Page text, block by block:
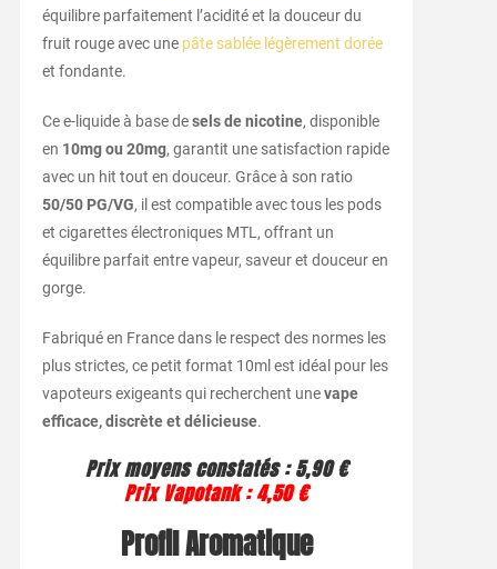
équilibre parfaitement l’acidité et la douceur du
fruit rouge avec une pâte sablée légèrement dorée
et fondante.
Ce e-liquide à base desels de nicotine, disponible
en 10mg ou 20mg, garantit une satisfaction rapide
avec un hit tout en douceur. Grâce à son ratio
50/50 PG/VG, il est compatible avec tous les pods
et cigarettes électroniques MTL, offrant un
équilibre parfait entre vapeur, saveur et douceur en
gorge.
Fabriqué en France dans le respect des normes les
plus strictes, ce petit format 10ml est idéal pour les
vapoteurs exigeants qui recherchent unevape
efficace, discrète et délicieuse.
Prix moyens constatés : 5,90 €
Prix Vapotank : 4,50 €
Profil Aromatique